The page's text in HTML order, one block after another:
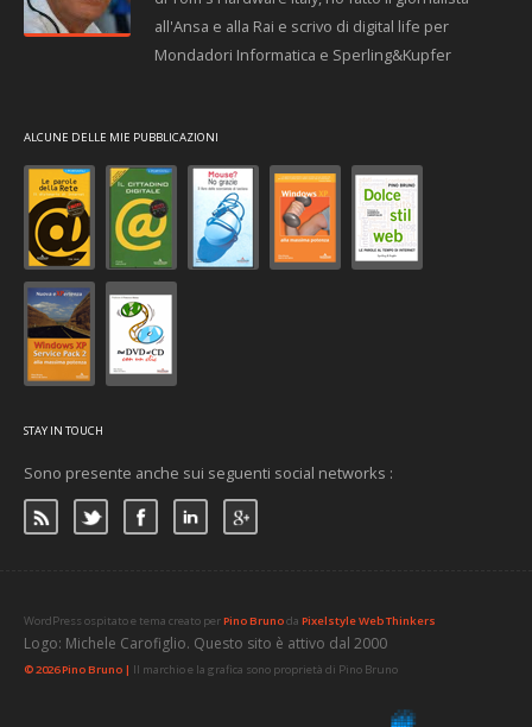
all'Ansa e alla Rai e scrivo di digital life per
Mondadori Informatica e Sperling&Kupfer
ALCUNE DELLE MIE PUBBLICAZIONI
STAY IN TOUCH
Sono presente anche sui seguenti social networks :
WordPress ospitato e tema creato perPino Brunoda Pixelstyle Web Thinkers
Logo: Michele Carofiglio. Questo sito è attivo dal 2000
© 2026 Pino Bruno | Il marchio e la grafica sono proprietà di Pino Bruno